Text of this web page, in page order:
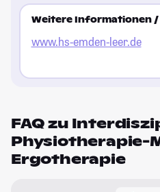
Weitere Informationen /
www.hs-emden-leer.de
FAQ zu
Physiotherapie-
Ergotherapie